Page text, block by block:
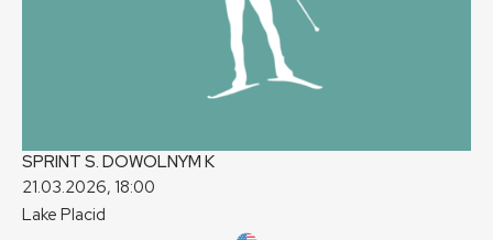
SPRINT S. DOWOLNYM K
21.03.2026, 18:00
Lake Placid